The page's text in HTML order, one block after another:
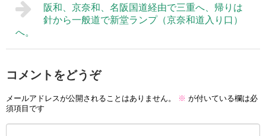
阪和、京奈和、名阪国道経由で三重へ、帰りは
針から一般道で新堂ランプ（京奈和道入り口）
へ。
コメントをどうぞ
メールアドレスが公開されることはありません。 ※ が付いている欄は必
須項目です